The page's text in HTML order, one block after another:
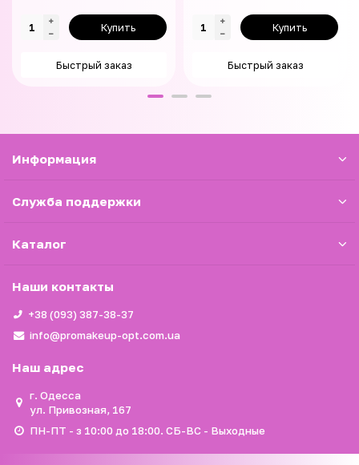
Купить
Быстрый заказ
Купить
Быстрый заказ
Информация
Служба поддержки
Каталог
Наши контакты
+38 (093) 387-38-37
info@promakeup-opt.com.ua
Наш адрес
г. Одесса
ул. Привозная, 167
ПН-ПТ - з 10:00 до 18:00. СБ-ВС - Выходные